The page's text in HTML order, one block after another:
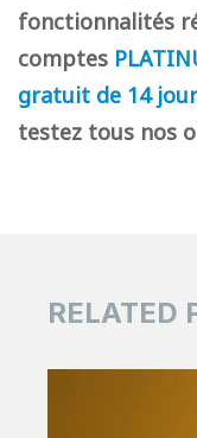
fonctionnalités
comptes
gratuit de 14
testez tous nos
RELATED